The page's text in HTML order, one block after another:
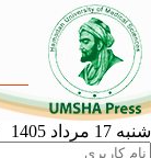
|
English
Archive]